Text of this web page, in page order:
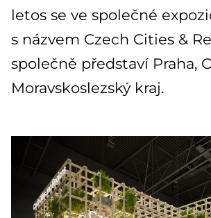
letos se ve společné
s názvem Czech Cities &
společně představí Praha,
Moravskoslezský kraj.